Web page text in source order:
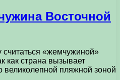
Восточной
считаться «жемчужиной»
как страна вызывает
великолепной пляжной зоной